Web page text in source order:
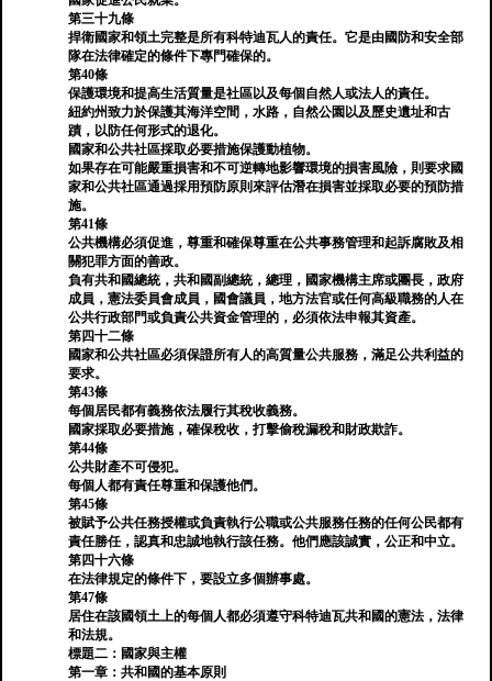
第三十九條
捍衛國家和領土完整是所有科特迪瓦人的責任。它是由國防和安全部
隊在法律確定的條件下專門確保的。
第40條
保護環境和提高生活質量是社區以及每個自然人或法人的責任。
紐約州致力於保護其海洋空間，水路，自然公園以及歷史遺址和古
蹟，以防任何形式的退化。
國家和公共社區採取必要措施保護動植物。
如果存在可能嚴重損害和不可逆轉地影響環境的損害風險，則要求國
家和公共社區通過採用預防原則來評估潛在損害並採取必要的預防措
施。
第41條
公共機構必須促進，尊重和確保尊重在公共事務管理和起訴腐敗及相
關犯罪方面的善政。
負有共和國總統，共和國副總統，總理，國家機構主席或團長，政府
成員，憲法委員會成員，國會議員，地方法官或任何高級職務的人在
公共行政部門或負責公共資金管理的，必須依法申報其資產。
第四十二條
國家和公共社區必須保證所有人的高質量公共服務，滿足公共利益的
要求。
第43條
每個居民都有義務依法履行其稅收義務。
國家採取必要措施，確保稅收，打擊偷稅漏稅和財政欺詐。
第44條
公共財產不可侵犯。
每個人都有責任尊重和保護他們。
第45條
被賦予公共任務授權或負責執行公職或公共服務任務的任何公民都有
責任勝任，認真和忠誠地執行該任務。他們應該誠實，公正和中立。
第四十六條
在法律規定的條件下，要設立多個辦事處。
第47條
居住在該國領土上的每個人都必須遵守科特迪瓦共和國的憲法，法律
和法規。
標題二：國家與主權
第一章：共和國的基本原則